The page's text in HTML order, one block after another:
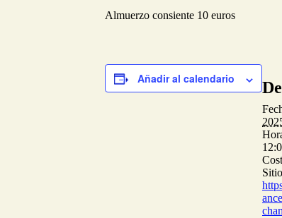
Almuerzo consiente 10 euros
Añadir al calendario